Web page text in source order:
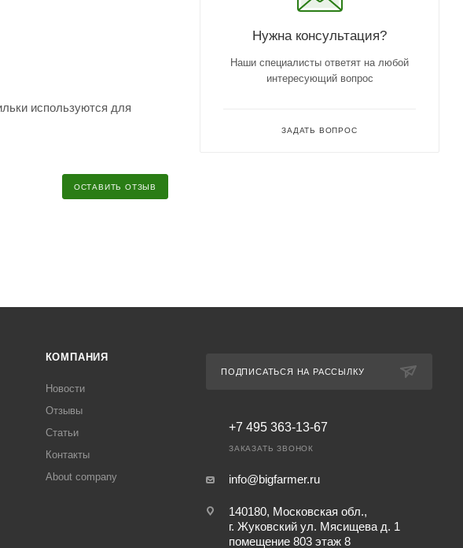
используются для
ОСТАВИТЬ ОТЗЫВ
Нужна консультация?
Наши специалисты ответят на любой
интересующий вопрос
ЗАДАТЬ ВОПРОС
КОМПАНИЯ
Новости
Отзывы
Статьи
Контакты
About company
ПОДПИСАТЬСЯ НА РАССЫЛКУ
+7 495 363-13-67
ЗАКАЗАТЬ ЗВОНОК
info@bigfarmer.ru
140180, Московская обл.,
г. Жуковский ул. Мясищева д. 1
помещение 803 этаж 8